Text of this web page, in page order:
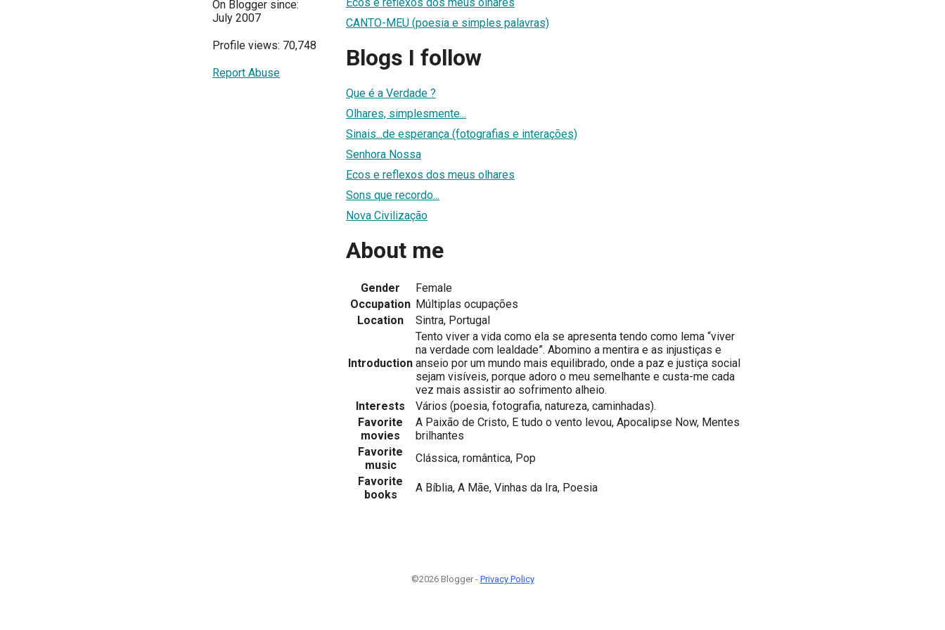
On Blogger since:
July 2007
Profile views: 70,748
Report Abuse
CANTO-MEU (poesia e simples palavras)
Blogs I follow
Que é a Verdade ?
Olhares, simplesmente...
Sinais...de esperança (fotografias e interações)
Senhora Nossa
Ecos e reflexos dos meus olhares
Sons que recordo...
Nova Civilização
About me
Gender
Female
Occupation Múltiplas ocupações
Location
Sintra, Portugal
Introduction
Tento viver a vida como ela se apresenta tendo como lema “viver
na verdade com lealdade”. Abomino a mentira e as injustiças e
anseio por um mundo mais equilibrado, onde a paz e justiça social
sejam visíveis, porque adoro o meu semelhante e custa-me cada
vez mais assistir ao sofrimento alheio.
Interests
Vários (poesia, fotografia, natureza, caminhadas).
Favorite
movies
A Paixão de Cristo, E tudo o vento levou, Apocalipse Now, Mentes
brilhantes
Favorite
music
Clássica, romântica, Pop
Favorite
books
A Bíblia, A Mãe, Vinhas da Ira, Poesia
©2026 Blogger - Privacy Policy